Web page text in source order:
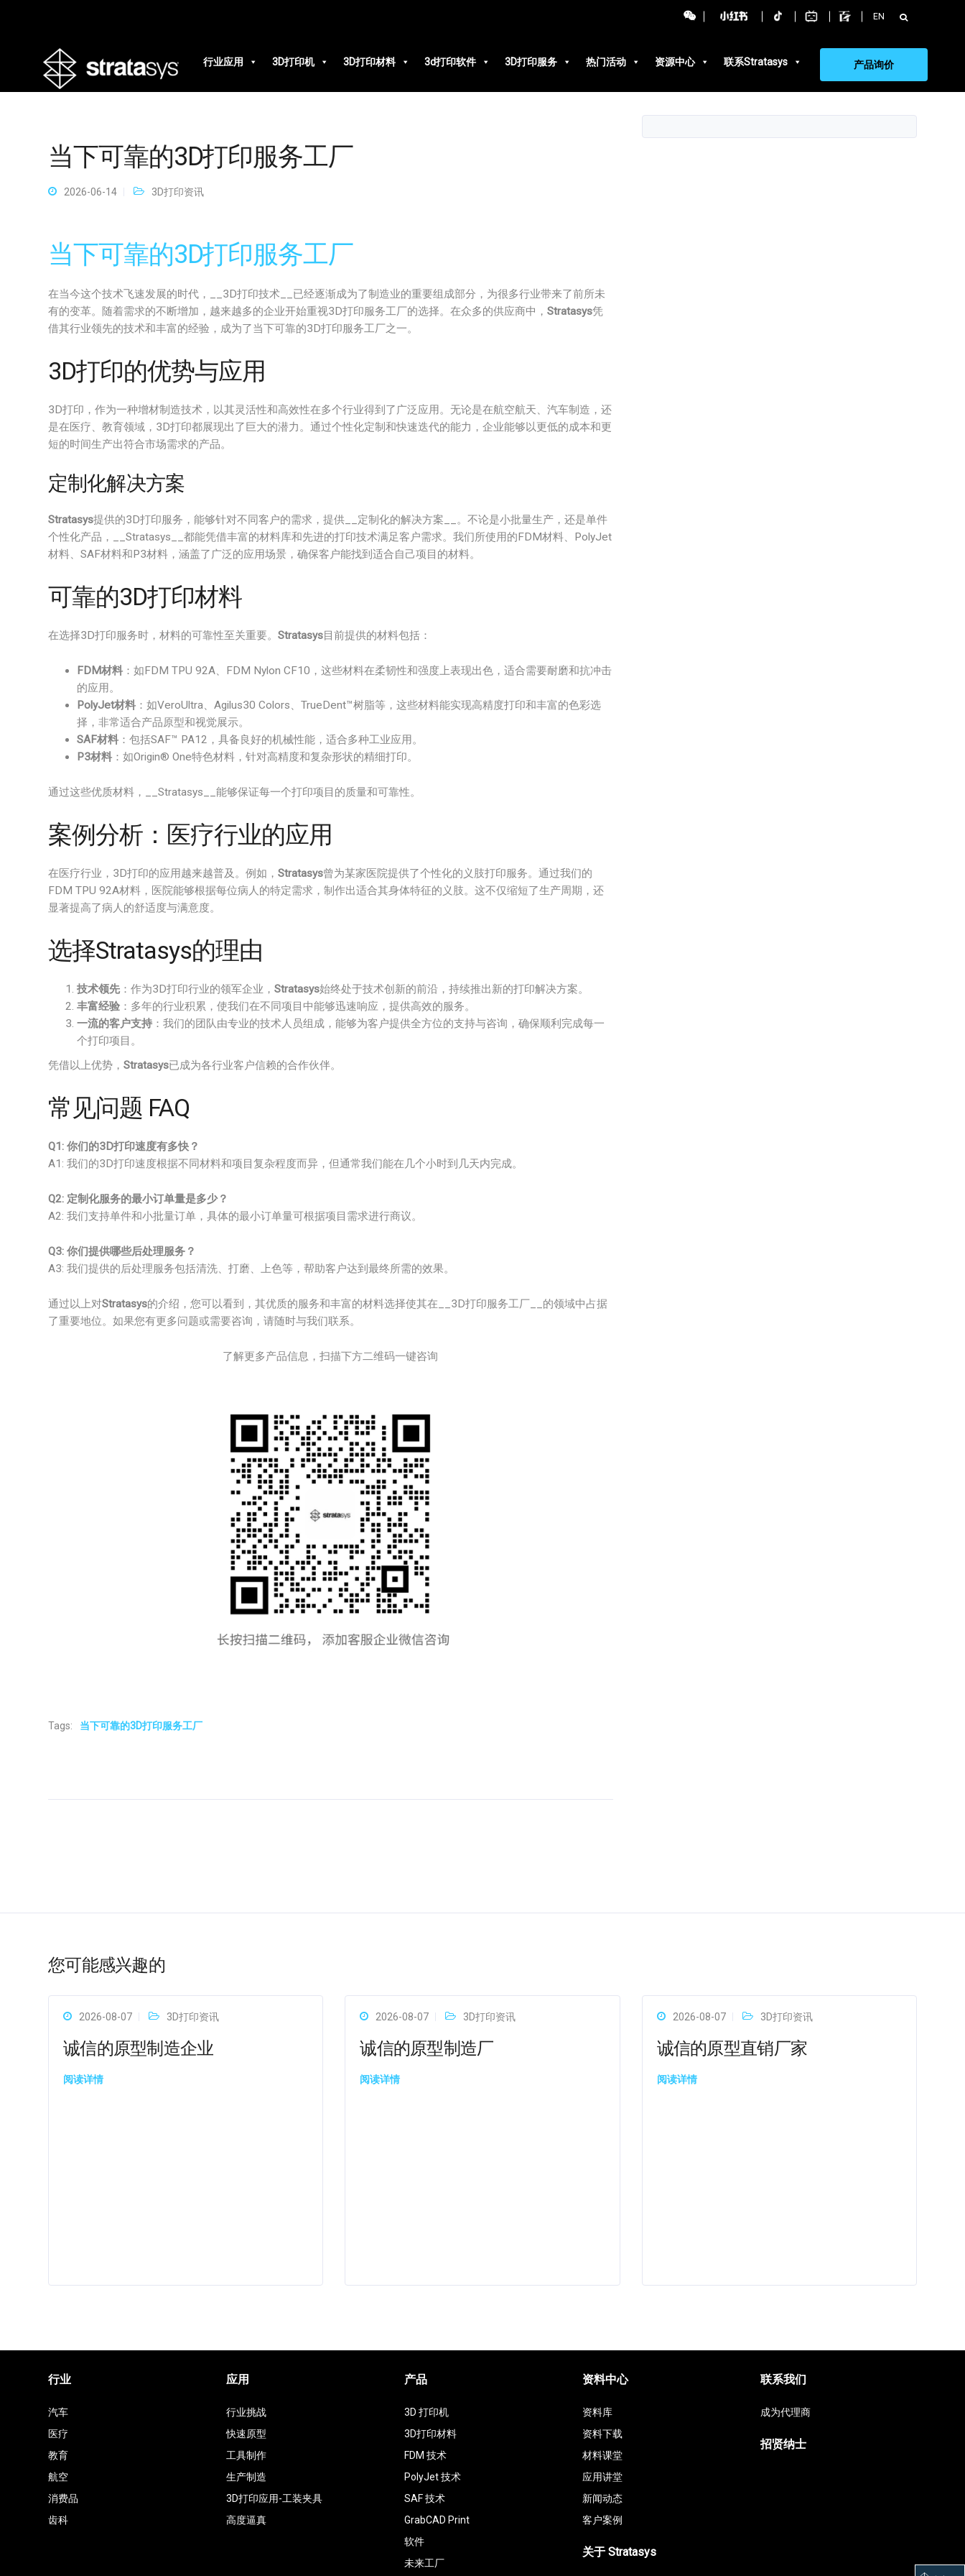
EN 搜
索：
行业应用
3D打印机 3D打印材料 3d打印软件 3D打印服务 热门活动 资源中心 联系Stratasys 产品询价
当下可靠的3D打印服务工厂
2026-06-14 3D打印资讯
当下可靠的3D打印服务工厂
在当今这个技术飞速发展的时代，__3D打印技术__已经逐渐成为了制造业的重要组成部分，为很多行业带来了前所未
有的变革。随着需求的不断增加，越来越多的企业开始重视3D打印服务工厂的选择。在众多的供应商中， Stratasys凭
借其行业领先的技术和丰富的经验，成为了当下可靠的3D打印服务工厂之一。
3D打印的优势与应用
3D打印，作为一种增材制造技术，以其灵活性和高效性在多个行业得到了广泛应用。无论是在航空航天、汽车制造，还
是在医疗、教育领域，3D打印都展现出了巨大的潜力。通过个性化定制和快速迭代的能力，企业能够以更低的成本和更
短的时间生产出符合市场需求的产品。
定制化解决方案
Stratasys提供的3D打印服务，能够针对不同客户的需求，提供__定制化的解决方案__。不论是小批量生产，还是单件
个性化产品，__Stratasys__都能凭借丰富的材料库和先进的打印技术满足客户需求。我们所使用的FDM材料、PolyJet
材料、SAF材料和P3材料，涵盖了广泛的应用场景，确保客户能找到适合自己项目的材料。
可靠的3D打印材料
在选择3D打印服务时，材料的可靠性至关重要。 Stratasys目前提供的材料包括：
FDM材料 ：如FDM TPU 92A、FDM Nylon CF10，这些材料在柔韧性和强度上表现出色，适合需要耐磨和抗冲击
的应用。
PolyJet材料 ：如VeroUltra、Agilus30 Colors、TrueDent™树脂等，这些材料能实现高精度打印和丰富的色彩选
择，非常适合产品原型和视觉展示。
SAF材料 ：包括SAF™ PA12，具备良好的机械性能，适合多种工业应用。
P3材料 ：如Origin® One特色材料，针对高精度和复杂形状的精细打印。
通过这些优质材料，__Stratasys__能够保证每一个打印项目的质量和可靠性。
案例分析：医疗行业的应用
在医疗行业，3D打印的应用越来越普及。例如， Stratasys曾为某家医院提供了个性化的义肢打印服务。通过我们的
FDM TPU 92A材料，医院能够根据每位病人的特定需求，制作出适合其身体特征的义肢。这不仅缩短了生产周期，还
显著提高了病人的舒适度与满意度。
选择Stratasys的理由
技术领先 ：作为3D打印行业的领军企业， Stratasys始终处于技术创新的前沿，持续推出新的打印解决方案。
丰富经验 ：多年的行业积累，使我们在不同项目中能够迅速响应，提供高效的服务。
一流的客户支持 ：我们的团队由专业的技术人员组成，能够为客户提供全方位的支持与咨询，确保顺利完成每一
个打印项目。
凭借以上优势， Stratasys已成为各行业客户信赖的合作伙伴。
常见问题 FAQ
Q1: 你们的3D打印速度有多快？
A1: 我们的3D打印速度根据不同材料和项目复杂程度而异，但通常我们能在几个小时到几天内完成。
Q2: 定制化服务的最小订单量是多少？
A2: 我们支持单件和小批量订单，具体的最小订单量可根据项目需求进行商议。
Q3: 你们提供哪些后处理服务？
A3: 我们提供的后处理服务包括清洗、打磨、上色等，帮助客户达到最终所需的效果。
通过以上对Stratasys的介绍，您可以看到，其优质的服务和丰富的材料选择使其在__3D打印服务工厂__的领域中占据
了重要地位。如果您有更多问题或需要咨询，请随时与我们联系。
了解更多产品信息，扫描下方二维码一键咨询
Tags: 当下可靠的3D打印服务工厂
您可能感兴趣的
2026-08-07 3D打印资讯
诚信的原型制造企业
阅读详情
2026-08-07 3D打印资讯
诚信的原型制造厂
阅读详情
2026-08-07 3D打印资讯
诚信的原型直销厂家
阅读详情
行业
汽车
医疗
教育
航空
消费品
齿科
应用
行业挑战
快速原型
工具制作
生产制造
3D打印应用-工装夹具
高度逼真
产品
3D 打印机
3D打印材料
FDM 技术
PolyJet 技术
SAF 技术
GrabCAD Print
软件
未来工厂
资料中心
资料库
资料下载
材料课堂
应用讲堂
新闻动态
客户案例
关于 Stratasys
联系我们
成为代理商
招贤纳士